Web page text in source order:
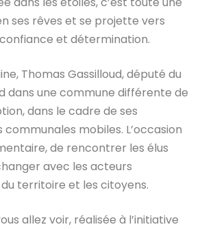
ses rêves et se projette vers
confiance et détermination.
Thomas Gassilloud, député du
dans une commune différente de
dans le cadre de ses
mobiles. L’occasion
de rencontrer les élus
avec les acteurs
territoire et les citoyens.
allez voir, réalisée à l’initiative